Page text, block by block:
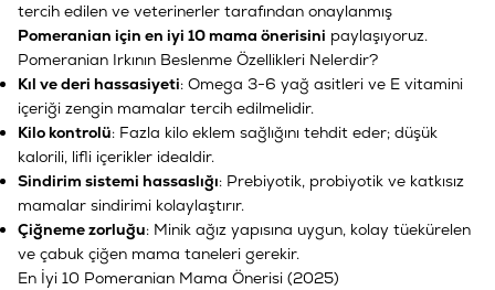
tercih edilen ve veterinerler tarafından onaylanmış
Pomeranian için en iyi 10 mama önerisini paylaşıyoruz.
Pomeranian Irkının Beslenme Özellikleri Nelerdir?
Kıl ve deri hassasiyeti: Omega 3-6 yağ asitleri ve E vitamini
içeriği zengin mamalar tercih edilmelidir.
Kilo kontrolü: Fazla kilo eklem sağlığını tehdit eder; düşük
kalorili, lifli içerikler idealdir.
Sindirim sistemi hassaslığı: Prebiyotik, probiyotik ve katkısız
mamalar sindirimi kolaylaştırır.
Çiğneme zorluğu: Minik ağız yapısına uygun, kolay tüekürelen
ve çabuk çiğen mama taneleri gerekir.
En İyi 10 Pomeranian Mama Önerisi (2025)